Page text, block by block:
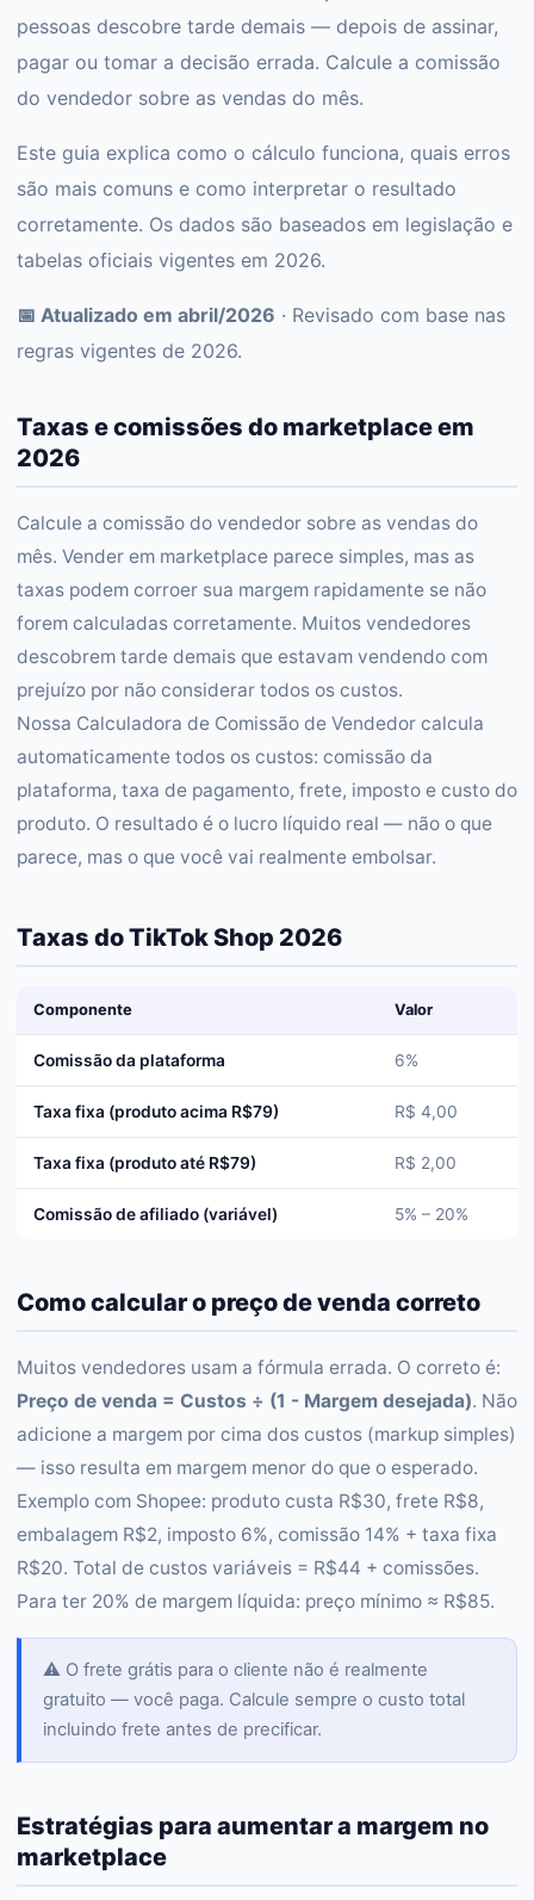
pessoas descobre tarde demais — depois de assinar,
pagar ou tomar a decisão errada. Calcule a comissão
do vendedor sobre as vendas do mês.
Este guia explica como o cálculo funciona, quais erros
são mais comuns e como interpretar o resultado
corretamente. Os dados são baseados em legislação e
tabelas oficiais vigentes em 2026.
📅 Atualizado em abril/2026 · Revisado com base nas
regras vigentes de 2026.
Taxas e comissões do marketplace em
2026
Calcule a comissão do vendedor sobre as vendas do
mês. Vender em marketplace parece simples, mas as
taxas podem corroer sua margem rapidamente se não
forem calculadas corretamente. Muitos vendedores
descobrem tarde demais que estavam vendendo com
prejuízo por não considerar todos os custos.
Nossa Calculadora de Comissão de Vendedor calcula
automaticamente todos os custos: comissão da
plataforma, taxa de pagamento, frete, imposto e custo do
produto. O resultado é o lucro líquido real — não o que
parece, mas o que você vai realmente embolsar.
Taxas do TikTok Shop 2026
Componente Valor
Comissão da plataforma 6%
Taxa fixa (produto acima R$79) R$ 4,00
Taxa fixa (produto até R$79) R$ 2,00
Comissão de afiliado (variável) 5% – 20%
Como calcular o preço de venda correto
Muitos vendedores usam a fórmula errada. O correto é:
Preço de venda = Custos ÷ (1 - Margem desejada). Não
adicione a margem por cima dos custos (markup simples)
— isso resulta em margem menor do que o esperado.
Exemplo com Shopee: produto custa R$30, frete R$8,
embalagem R$2, imposto 6%, comissão 14% + taxa fixa
R$20. Total de custos variáveis = R$44 + comissões.
Para ter 20% de margem líquida: preço mínimo ≈ R$85.
⚠️ O frete grátis para o cliente não é realmente
gratuito — você paga. Calcule sempre o custo total
incluindo frete antes de precificar.
Estratégias para aumentar a margem no
marketplace